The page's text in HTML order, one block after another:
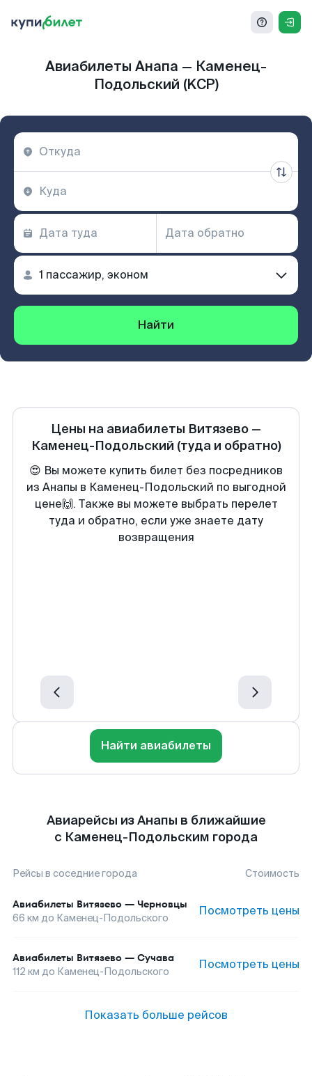
Авиабилеты Анапа — Каменец-
Подольский (KCP)
Найти
Цены на авиабилеты Витязево —
Каменец-Подольский (туда и обратно)
😍 Вы можете купить билет без посредников
из Анапы в Каменец-Подольский по выгодной
цене🙌. Также вы можете выбрать перелет
туда и обратно, если уже знаете дату
возвращения
Найти авиабилеты
Авиарейсы из Анапы в ближайшие
с Каменец-Подольским города
Рейсы в соседние города Стоимость
Авиабилеты Витязево — Черновцы
66 км до Каменец-Подольского Посмотреть цены
Авиабилеты Витязево — Сучава
112 км до Каменец-Подольского Посмотреть цены
Показать больше рейсов